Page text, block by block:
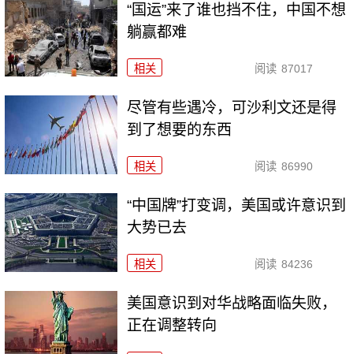
“国运”来了谁也挡不住，中国不想
躺赢都难
相关 阅读 87017
尽管有些遇冷，可沙利文还是得
到了想要的东西
相关 阅读 86990
“中国牌”打变调，美国或许意识到
大势已去
相关 阅读 84236
美国意识到对华战略面临失败，
正在调整转向